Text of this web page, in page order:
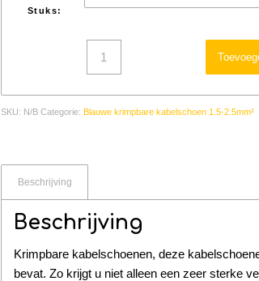
Stuks:
SKU: N/B Categorie: Blauwe krimpbare kabelschoen 1.5-2.5mm²
Beschrijving
Beschrijving
Krimpbare kabelschoenen, deze
bevat. Zo krijgt u niet alleen een zeer sterke